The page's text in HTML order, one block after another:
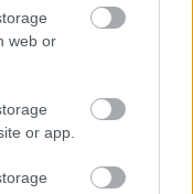
web or
or app.
"Α.
Μεγάρου
- 19:30